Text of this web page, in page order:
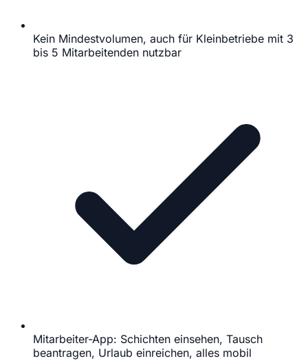
Kein Mindestvolumen, auch für Kleinbetriebe mit 3
bis 5 Mitarbeitenden nutzbar
Mitarbeiter-App: Schichten einsehen, Tausch
beantragen, Urlaub einreichen, alles mobil